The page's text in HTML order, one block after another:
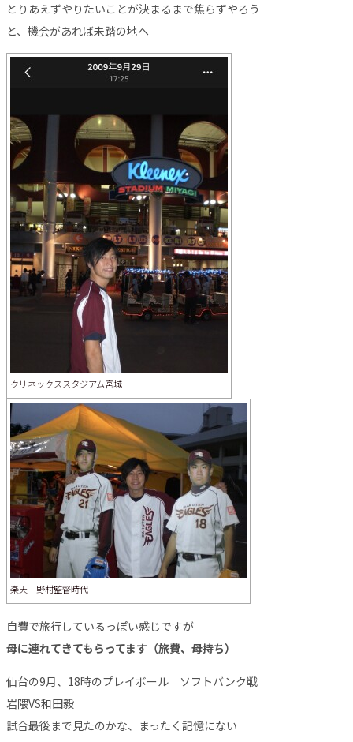
とりあえずやりたいことが決まるまで焦らずやろう
と、機会があれば未踏の地へ
クリネックススタジアム宮城
楽天 野村監督時代
自費で旅行しているっぽい感じですが
母に連れてきてもらってます（旅費、母持ち）
仙台の9月、18時のプレイボール ソフトバンク戦
岩隈VS和田毅
試合最後まで見たのかな、まったく記憶にない